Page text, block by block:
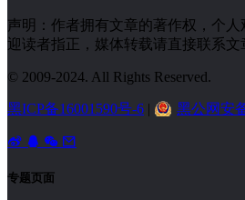
声明：作者拥有文章的著作权，个
迎读者指正，媒体转载请直接联系文
© 2009-2024. All Rights Reserved.
黑ICP备16001590号-6 | 黑公网安
专题页面